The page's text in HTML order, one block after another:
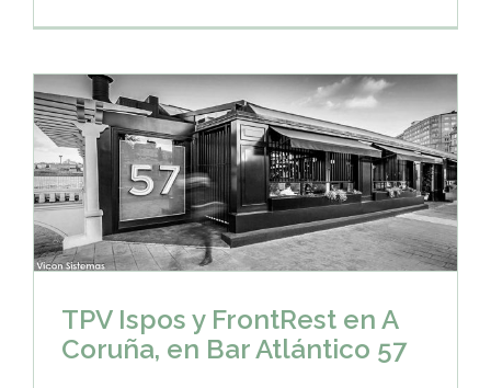
TPV Ispos y FrontRest en A
Coruña, en Bar Atlántico 57